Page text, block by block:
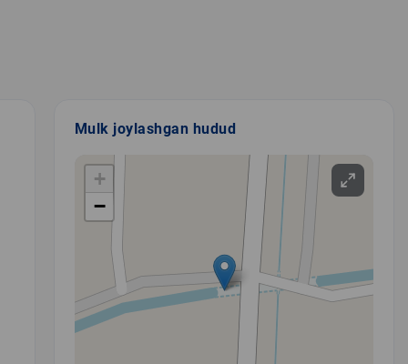
Mulk joylashgan hudud
+
−